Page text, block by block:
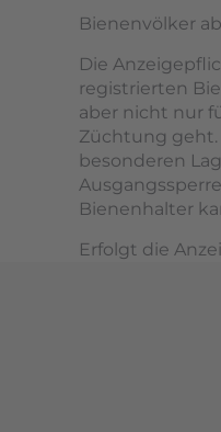
Bienenvölker
Die
registrierten
aber nicht nur
Züchtung
besonderen
Bienenhalter
Erfolgt die